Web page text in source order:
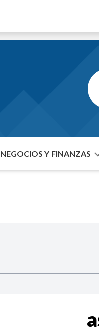
NEGOCIOS Y FINANZAS